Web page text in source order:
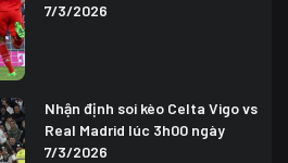
7/3/2026
Nhận định soi kèo Celta Vigo vs
Real Madrid lúc 3h00 ngày
7/3/2026